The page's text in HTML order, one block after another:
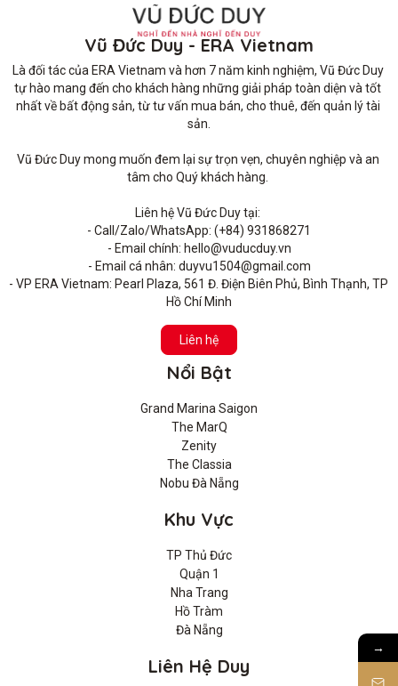
Vũ Đức Duy - ERA Vietnam
Là đối tác của ERA Vietnam và hơn 7 năm kinh nghiệm, Vũ Đức Duy
tự hào mang đến cho khách hàng những giải pháp toàn diện và tốt
nhất về bất động sản, từ tư vấn mua bán, cho thuê, đến quản lý tài
sản.
Vũ Đức Duy mong muốn đem lại sự trọn vẹn, chuyên nghiệp và an
tâm cho Quý khách hàng.
Liên hệ Vũ Đức Duy tại:
- Call/Zalo/WhatsApp: (+84) 931868271
- Email chính: hello@vuducduy.vn
- Email cá nhân: duyvu1504@gmail.com
- VP ERA Vietnam: Pearl Plaza, 561 Đ. Điện Biên Phủ, Bình Thạnh, TP
Hồ Chí Minh
Liên hệ
Nổi Bật
Grand Marina Saigon
The MarQ
Zenity
The Classia
Nobu Đà Nẵng
Khu Vực
TP Thủ Đức
Quận 1
Nha Trang
Hồ Tràm
Đà Nẵng
Liên Hệ Duy
→